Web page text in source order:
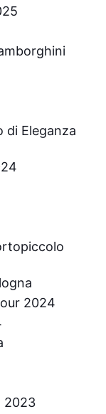
di Eleganza
2024
2023